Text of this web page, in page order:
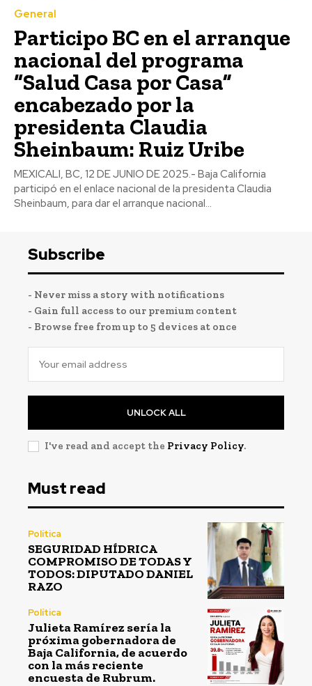
General
Participo BC en el arranque
nacional del programa
“Salud Casa por Casa”
encabezado por la
presidenta Claudia
Sheinbaum: Ruiz Uribe
MEXICALI, BC, 12 DE JUNIO DE 2025.- Baja California
participó en el enlace nacional de la presidenta Claudia
Sheinbaum, para dar el arranque nacional...
Subscribe
- Never miss a story with notifications
- Gain full access to our premium content
- Browse free from up to 5 devices at once
UNLOCK ALL
I've read and accept the Privacy Policy.
Must read
Política
SEGURIDAD HÍDRICA
COMPROMISO DE TODAS Y
TODOS: DIPUTADO DANIEL
RAZO
Política
Julieta Ramírez sería la
próxima gobernadora de
Baja California, de acuerdo
con la más reciente
encuesta de Rubrum.